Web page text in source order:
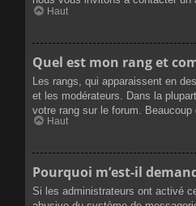
Haut
Quel est mon rang et
Les rangs, qui apparaissent en
et les modérateurs. Dans la
votre rang sur le forum.
Haut
Pourquoi m’est-il
Si les administrateurs ont activé